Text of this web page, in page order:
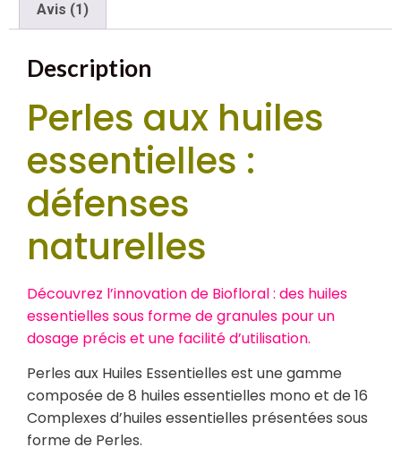
Avis (1)
Description
Perles aux huiles
essentielles :
défenses
naturelles
Découvrez l’innovation de Biofloral : des huiles
essentielles sous forme de granules pour un
dosage précis et une facilité d’utilisation.
Perles aux Huiles Essentielles est une gamme
composée de 8 huiles essentielles mono et de 16
Complexes d’huiles essentielles présentées sous
forme de Perles.